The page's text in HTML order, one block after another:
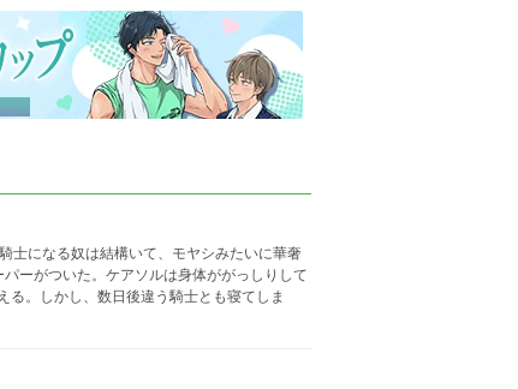
士になる奴は結構いて、モヤシみたいに華奢
ーがついた。ケアソルは身体ががっしりして
。しかし、数日後違う騎士とも寝てしま